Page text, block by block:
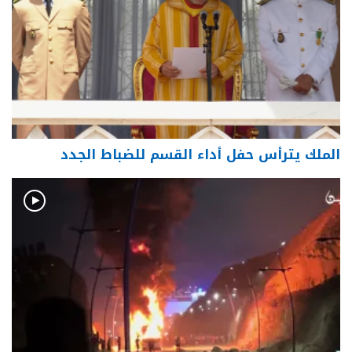
الملك يترأس حفل أداء القسم للضباط الجدد